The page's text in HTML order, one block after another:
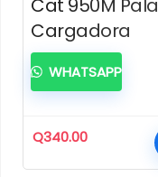
Cat 950M Pala
Cargadora
Q340.00
WHATSAPP